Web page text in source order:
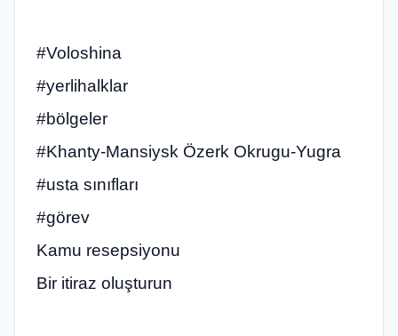
#Voloshina
#yerlihalklar
#bölgeler
#Khanty-Mansiysk Özerk Okrugu-Yugra
#usta sınıfları
#görev
Kamu resepsiyonu
Bir itiraz oluşturun